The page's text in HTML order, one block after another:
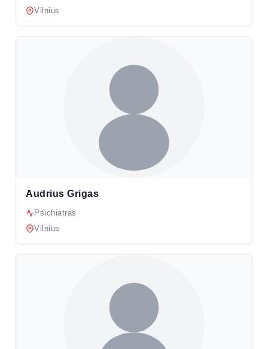
Vilnius
Audrius Grigas
Psichiatras
Vilnius